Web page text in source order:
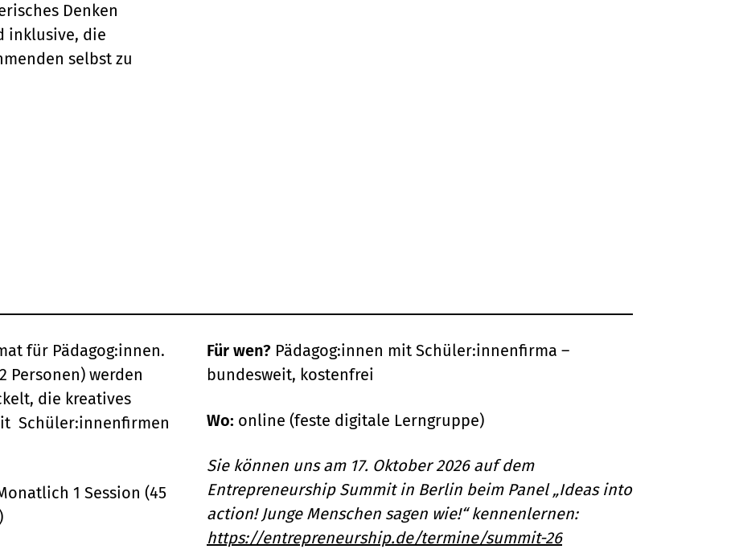
Denken
inklusive, die
selbst zu
für Pädagog:innen.
Personen) werden
die kreatives
Schüler:innenfirmen
1 Session (45
Für wen? Pädagog:innen mit Schüler:innenfirma –
bundesweit, kostenfrei
Wo: online (feste digitale Lerngruppe)
Sie können uns am 17. Oktober 2026 auf dem
Entrepreneurship Summit in Berlin beim Panel „Ideas into
action! Junge Menschen sagen wie!“ kennenlernen:
https://entrepreneurship.de/termine/summit-26